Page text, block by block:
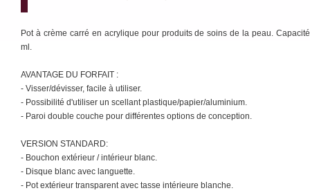
Pot à crème carré en acrylique pour produits de soins de la peau.
ml.
AVANTAGE DU FORFAIT :
- Visser/dévisser, facile à utiliser.
- Possibilité d'utiliser un scellant plastique/papier/aluminium.
- Paroi double couche pour différentes options de conception.
VERSION STANDARD:
- Bouchon extérieur / intérieur blanc.
- Disque blanc avec languette.
- Pot extérieur transparent avec tasse intérieure blanche.